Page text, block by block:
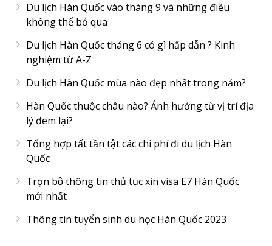
Du lịch Hàn Quốc vào tháng 9 và những điều
không thể bỏ qua
Du lịch Hàn Quốc tháng 6 có gì hấp dẫn ? Kinh
nghiệm từ A-Z
Du lịch Hàn Quốc mùa nào đẹp nhất trong năm?
Hàn Quốc thuộc châu nào? Ảnh hưởng từ vị trí địa
lý đem lại?
Tổng hợp tất tần tật các chi phí đi du lịch Hàn
Quốc
Trọn bộ thông tin thủ tục xin visa E7 Hàn Quốc
mới nhất
Thông tin tuyển sinh du học Hàn Quốc 2023